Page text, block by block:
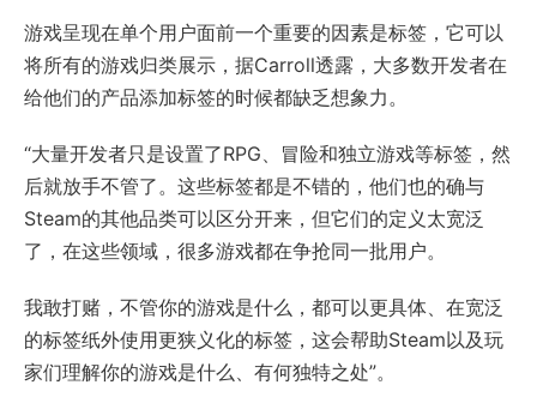
游戏呈现在单个用户面前一个重要的因素是标签，它可以
将所有的游戏归类展示，据Carroll透露，大多数开发者在
给他们的产品添加标签的时候都缺乏想象力。
“大量开发者只是设置了RPG、冒险和独立游戏等标签，然
后就放手不管了。这些标签都是不错的，他们也的确与
Steam的其他品类可以区分开来，但它们的定义太宽泛
了，在这些领域，很多游戏都在争抢同一批用户。
我敢打赌，不管你的游戏是什么，都可以更具体、在宽泛
的标签纸外使用更狭义化的标签，这会帮助Steam以及玩
家们理解你的游戏是什么、有何独特之处”。